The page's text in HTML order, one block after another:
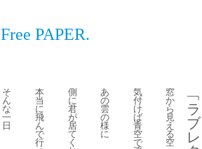
Free PAPER.
﹁
ラ
ブ
レ
窓
か
ら
見
え
る
空
気
付
け
ば
青
空
で
あ
の
雲
の
様
に
側
に
君
が
居
て
く
本
当
に
飛
ん
で
行
そ
ん
な
一
日